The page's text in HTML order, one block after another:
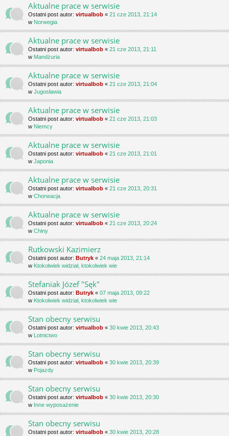
Aktualne prace w serwisie
Ostatni post autor: virtualbob « 21 cze 2013, 21:14
w Norwegia
Aktualne prace w serwisie
Ostatni post autor: virtualbob « 21 cze 2013, 21:11
w Mandżuria
Aktualne prace w serwisie
Ostatni post autor: virtualbob « 21 cze 2013, 21:04
w Jugosławia
Aktualne prace w serwisie
Ostatni post autor: virtualbob « 21 cze 2013, 21:03
w Niemcy
Aktualne prace w serwisie
Ostatni post autor: virtualbob « 21 cze 2013, 21:01
w Japonia
Aktualne prace w serwisie
Ostatni post autor: virtualbob « 21 cze 2013, 20:31
w Chorwacja
Aktualne prace w serwisie
Ostatni post autor: virtualbob « 21 cze 2013, 20:24
w Chiny
Rutkowski Kazimierz
Ostatni post autor: Butryk « 24 maja 2013, 21:14
w Ktokolwiek widział, ktokolwiek wie
Stefaniak Józef "Sęk"
Ostatni post autor: Butryk « 07 maja 2013, 09:22
w Ktokolwiek widział, ktokolwiek wie
Stan obecny serwisu
Ostatni post autor: virtualbob « 30 kwie 2013, 20:43
w
Lotnictwo
Stan obecny serwisu
Ostatni post autor: virtualbob « 30 kwie 2013, 20:39
w Pojazdy
Stan obecny serwisu
Ostatni post autor: virtualbob « 30 kwie 2013, 20:30
w Inne wyposażenie
Stan obecny serwisu
Ostatni post autor: virtualbob « 30 kwie 2013, 20:28